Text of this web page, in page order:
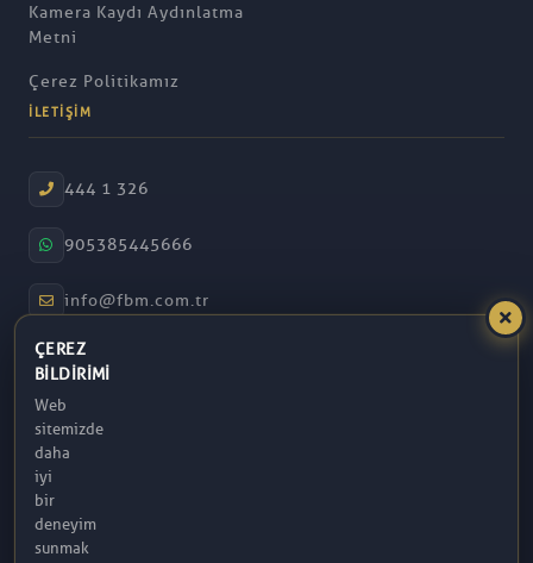
Kamera Kaydı Aydınlatma
Metni
Çerez Politikamız
İLETIŞIM
444 1 326
905385445666
info@fbm.com.tr
08:30 – 17:30
Atakum / Samsun
ÇEREZ
BILDIRIMI
Web
sitemizde
daha
iyi
bir
deneyim
sunmak